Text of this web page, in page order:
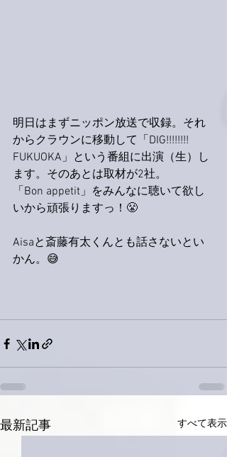
明日はまずニッポン放送で収録。それ
からクラウンに移動して「DIG!!!!!!!!
FUKUOKA」という番組に出演（生）し
ます。そのあとは取材が2社。
「Bon appetit」をみんなに聴いて欲し
いから頑張りますっ！😤
Aisaと斎藤有太くんとも話さないとい
かん。😅
最新記事 すべて表示